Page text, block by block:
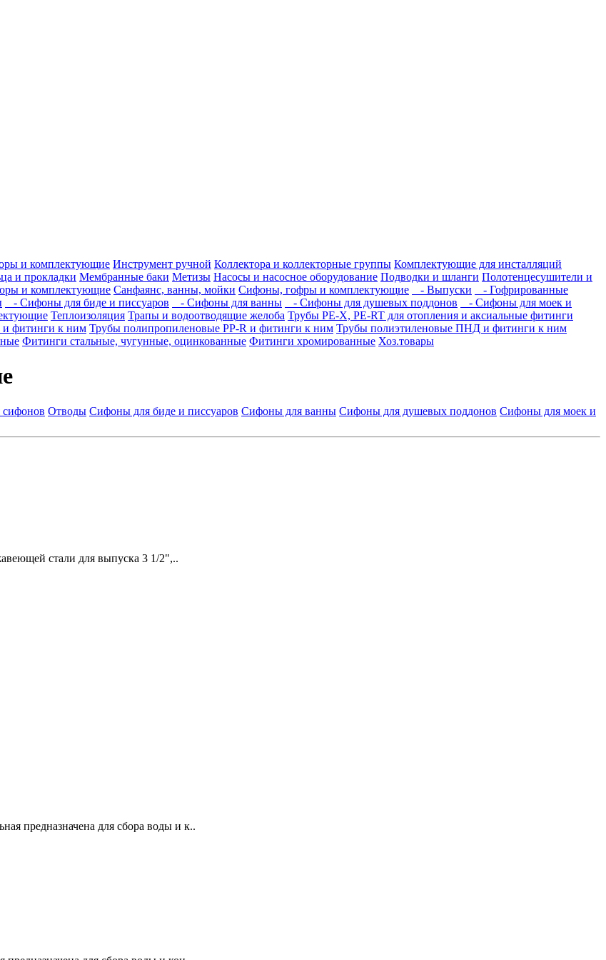
и комплектующие Инструмент ручной Коллектора и коллекторные группы Комплектующие для инсталляций
и прокладки Мембранные баки Метизы Насосы и насосное оборудование Подводки и шланги Полотенцесушители и
и комплектующие Санфаянс, ванны, мойки Сифоны, гофры и комплектующие - Выпуски
- Гофрированные
- Сифоны для биде и писсуаров - Сифоны для ванны - Сифоны для душевых поддонов
- Сифоны для моек и
Теплоизоляция Трапы и водоотводящие желоба Трубы PE-X, PE-RT для отопления и аксиальные фитинги
и фитинги к ним Трубы полипропиленовые PP-R и фитинги к ним Трубы полиэтиленовые ПНД и фитинги к ним
Фитинги стальные, чугунные, оцинкованные Фитинги хромированные Хоз.товары
Отводы Сифоны для биде и писсуаров Сифоны для ванны Сифоны для душевых поддонов Сифоны для моек и
стали для выпуска 3 1/2",..
предназначена для сбора воды и к..